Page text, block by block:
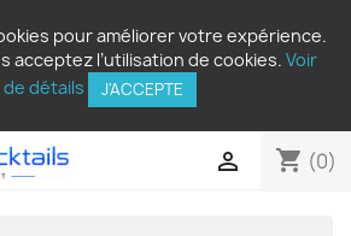
pour améliorer votre expérience.
acceptez l’utilisation de cookies. Voir
de détails
J'ACCEPTE
shopping_cart (0)
